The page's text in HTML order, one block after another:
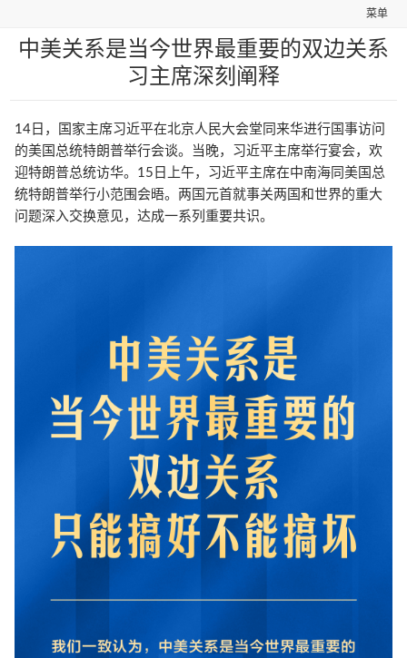
菜单
中美关系是当今世界最重要的双边关系
习主席深刻阐释
14日，国家主席习近平在北京人民大会堂同来华进行国事访问
的美国总统特朗普举行会谈。当晚，习近平主席举行宴会，欢
迎特朗普总统访华。15日上午，习近平主席在中南海同美国总
统特朗普举行小范围会晤。两国元首就事关两国和世界的重大
问题深入交换意见，达成一系列重要共识。